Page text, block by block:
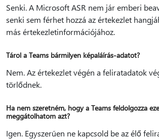
Senki. A Microsoft ASR nem jár emberi
senki sem férhet hozzá az értekezlet
más értekezletinformációjához.
Tárol a Teams bármilyen képaláírás-adatot?
Nem. Az értekezlet végén a feliratadatok
törlődnek.
Ha nem szeretném, hogy a Teams feldolgozza
meggátolhatom azt?
Igen. Egyszerűen ne kapcsold be az élő